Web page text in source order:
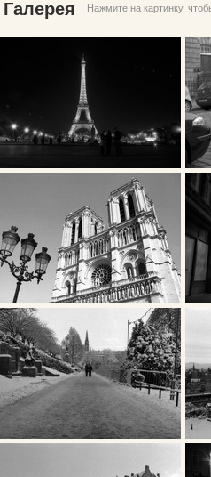
Галерея Нажмите на картинку,